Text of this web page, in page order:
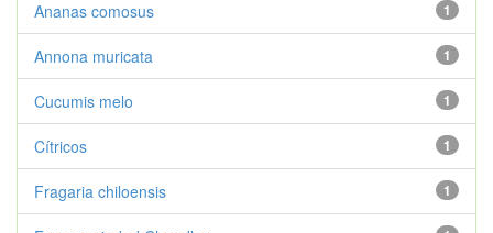
1
Ananas comosus
1
Annona muricata
1
Cucumis melo
1
Cítricos
1
Fragaria chiloensis